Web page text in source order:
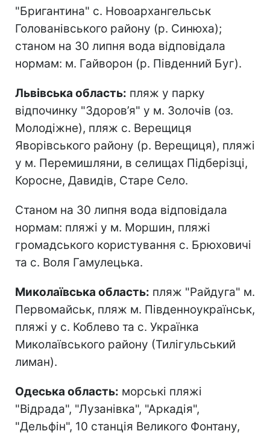
"Бригантина" с. Новоархангельськ
Голованівського району (р. Синюха);
станом на 30 липня вода відповідала
нормам: м. Гайворон (р. Південний Буг).
Львівська область: пляж у парку
відпочинку "Здоров’я" у м. Золочів (оз.
Молодіжне), пляж с. Верещиця
Яворівського району (р. Верещиця), пляжі
у м. Перемишляни, в селищах Підберізці,
Коросне, Давидів, Старе Село.
Станом на 30 липня вода відповідала
нормам: пляжі у м. Моршин, пляжі
громадського користування с. Брюховичі
та с. Воля Гамулецька.
Миколаївська область: пляж "Райдуга" м.
Первомайськ, пляж м. Південноукраїнськ,
пляжі у с. Коблево та с. Українка
Миколаївського району (Тилігульський
лиман).
Одеська область: морські пляжі
"Відрада", "Лузанівка", "Аркадія",
"Дельфін", 10 станція Великого Фонтану,